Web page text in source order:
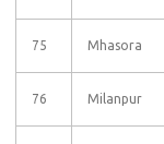
75 Mhasora
76 Milanpur